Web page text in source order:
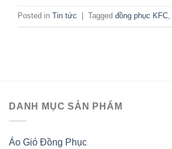
Posted in Tin tức Tagged đồng phục KFC,
DANH MỤC SẢN PHẨM
Áo Gió Đồng Phục